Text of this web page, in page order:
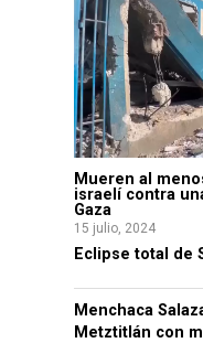
Mueren al
israelí contra
Gaza
15 julio, 2024
Eclipse total de
Menchaca
Metztitlán con